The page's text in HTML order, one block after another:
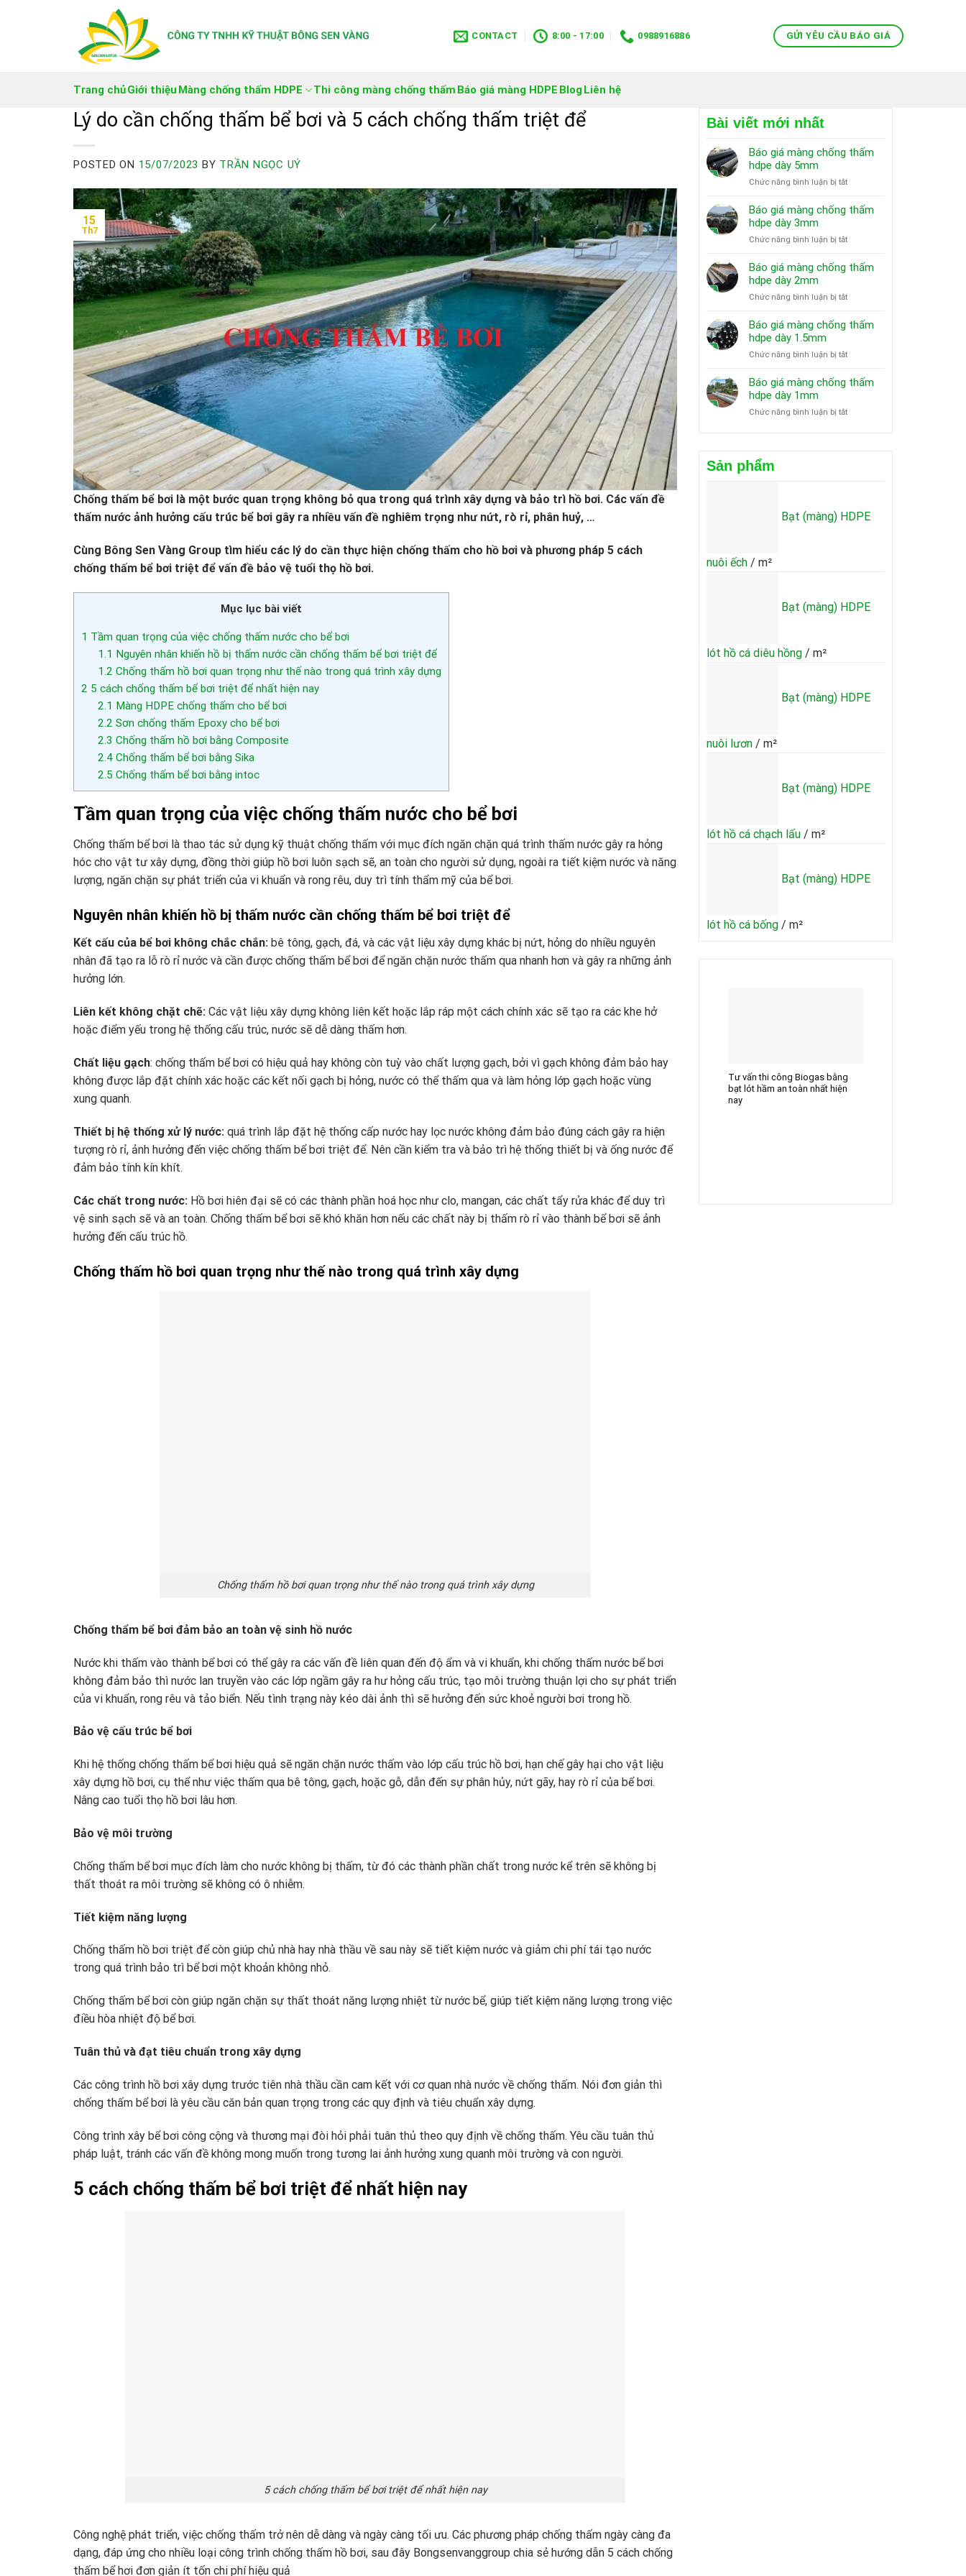
CONTACT 8:00 - 17:00 0988916886 GỬI YÊU CẦU BÁO GIÁ
Trang chủGiới thiệu Màng chống thấm HDPE Thi công màng chống thấm Báo giá màng HDPE BlogLiên hệ
Lý do cần chống thấm bể bơi và 5 cách chống thấm triệt để
POSTED ON 15/07/2023 BY TRẦN NGỌC UÝ
15
Th7
Chống thấm bể bơi là một bước quan trọng không bỏ qua trong quá trình xây dựng và bảo trì hồ bơi. Các vấn đề
thấm nước ảnh hưởng cấu trúc bể bơi gây ra nhiều vấn đề nghiêm trọng như nứt, rò rỉ, phân huỷ, …
Cùng Bông Sen Vàng Group tìm hiểu các lý do cần thực hiện chống thấm cho hồ bơi và phương pháp 5 cách
chống thấm bể bơi triệt để vấn đề bảo vệ tuổi thọ hồ bơi.
Mục lục bài viết
1 Tầm quan trọng của việc chống thấm nước cho bể bơi
1.1 Nguyên nhân khiến hồ bị thấm nước cần chống thấm bể bơi triệt để
1.2 Chống thấm hồ bơi quan trọng như thế nào trong quá trình xây dựng
2 5 cách chống thấm bể bơi triệt để nhất hiện nay
2.1 Màng HDPE chống thấm cho bể bơi
2.2 Sơn chống thấm Epoxy cho bể bơi
2.3 Chống thấm hồ bơi bằng Composite
2.4Chống thấm bể bơi bằng Sika
2.5 Chống thấm bể bơi bằng intoc
Tầm quan trọng của việc chống thấm nước cho bể bơi
Chống thấm bể bơi là thao tác sử dụng kỹ thuật chống thấm với mục đích ngăn chặn quá trình thấm nước gây ra hỏng
hóc cho vật tư xây dựng, đồng thời giúp hồ bơi luôn sạch sẽ, an toàn cho người sử dụng, ngoài ra tiết kiệm nước và năng
lượng, ngăn chặn sự phát triển của vi khuẩn và rong rêu, duy trì tính thẩm mỹ của bể bơi.
Nguyên nhân khiến hồ bị thấm nước cần chống thấm bể bơi triệt để
Kết cấu của bể bơi không chắc chắn: bê tông, gạch, đá, và các vật liệu xây dựng khác bị nứt, hỏng do nhiều nguyên
nhân đã tạo ra lỗ rò rỉ nước và cần được chống thấm bể bơi để ngăn chặn nước thấm qua nhanh hơn và gây ra những ảnh
hưởng lớn.
Liên kết không chặt chẽ: Các vật liệu xây dựng không liên kết hoặc lắp ráp một cách chính xác sẽ tạo ra các khe hở
hoặc điểm yếu trong hệ thống cấu trúc, nước sẽ dễ dàng thấm hơn.
Chất liệu gạch: chống thấm bể bơi có hiệu quả hay không còn tuỳ vào chất lượng gạch, bởi vì gạch không đảm bảo hay
không được lắp đặt chính xác hoặc các kết nối gạch bị hỏng, nước có thể thấm qua và làm hỏng lớp gạch hoặc vùng
xung quanh.
Thiết bị hệ thống xử lý nước: quá trình lắp đặt hệ thống cấp nước hay lọc nước không đảm bảo đúng cách gây ra hiện
tượng rò rỉ, ảnh hưởng đến việc chống thấm bể bơi triệt để. Nên cần kiểm tra và bảo trì hệ thống thiết bị và ống nước để
đảm bảo tính kín khít.
Các chất trong nước: Hồ bơi hiên đại sẽ có các thành phần hoá học như clo, mangan, các chất tẩy rửa khác để duy trì
vệ sinh sạch sẽ và an toàn. Chống thấm bể bơi sẽ khó khăn hơn nếu các chất này bị thấm rò rỉ vào thành bể bơi sẽ ảnh
hưởng đến cấu trúc hồ.
Chống thấm hồ bơi quan trọng như thế nào trong quá trình xây dựng
Chống thấm hồ bơi quan trọng như thế nào trong quá trình xây dựng
Chống thẩm bể bơi đảm bảo an toàn vệ sinh hồ nước
Nước khi thấm vào thành bể bơi có thể gây ra các vấn đề liên quan đến độ ẩm và vi khuẩn, khi chống thấm nước bể bơi
không đảm bảo thì nước lan truyền vào các lớp ngầm gây ra hư hỏng cấu trúc, tạo môi trường thuận lợi cho sự phát triển
của vi khuẩn, rong rêu và tảo biển. Nếu tình trạng này kéo dài ảnh thì sẽ hưởng đến sức khoẻ người bơi trong hồ.
Bảo vệ cấu trúc bể bơi
Khi hệ thống chống thấm bể bơi hiệu quả sẽ ngăn chặn nước thấm vào lớp cấu trúc hồ bơi, hạn chế gây hại cho vật liệu
xây dựng hồ bơi, cụ thể như việc thấm qua bê tông, gạch, hoặc gỗ, dẫn đến sự phân hủy, nứt gãy, hay rò rỉ của bể bơi.
Nâng cao tuổi thọ hồ bơi lâu hơn.
Bảo vệ môi trường
Chống thấm bể bơi mục đích làm cho nước không bị thấm, từ đó các thành phần chất trong nước kể trên sẽ không bị
thất thoát ra môi trường sẽ không có ô nhiễm.
Tiết kiệm năng lượng
Chống thấm hồ bơi triệt để còn giúp chủ nhà hay nhà thầu về sau này sẽ tiết kiệm nước và giảm chi phí tái tạo nước
trong quá trình bảo trì bể bơi một khoản không nhỏ.
Chống thấm bể bơi còn giúp ngăn chặn sự thất thoát năng lượng nhiệt từ nước bể, giúp tiết kiệm năng lượng trong việc
điều hòa nhiệt độ bể bơi.
Tuân thủ và đạt tiêu chuẩn trong xây dựng
Các công trình hồ bơi xây dựng trước tiên nhà thầu cần cam kết với cơ quan nhà nước về chống thấm. Nói đơn giản thì
chống thấm bể bơi là yêu cầu căn bản quan trọng trong các quy định và tiêu chuẩn xây dựng.
Công trình xây bể bơi công cộng và thương mại đòi hỏi phải tuân thủ theo quy định về chống thấm. Yêu cầu tuân thủ
pháp luật, tránh các vấn đề không mong muốn trong tương lai ảnh hưởng xung quanh môi trường và con người.
5 cách chống thấm bể bơi triệt để nhất hiện nay
5 cách chống thấm bể bơi triệt để nhất hiện nay
Công nghệ phát triển, việc chống thấm trở nên dễ dàng và ngày càng tối ưu. Các phương pháp chống thấm ngày càng đa
dạng, đáp ứng cho nhiều loại công trình chống thấm hồ bơi, sau đây Bongsenvanggroup chia sẻ hướng dẫn 5 cách chống
thấm bể hơi đơn giản ít tốn chi phí hiệu quả
Bài viết mới nhất
Báo giá màng chống thấm
hdpe dày 5mm
Chức năng bình luận bị tắtở
giá
thấm
dày
Báo giá màng chống thấm
hdpe dày 3mm
Chức năng bình luận bị tắtở
giá
thấm
dày
Báo giá màng chống thấm
hdpe dày 2mm
Chức năng bình luận bị tắtở
giá
thấm
dày
Báo giá màng chống thấm
hdpe dày 1.5mm
Chức năng bình luận bị tắtở
giá
thấm
Báo giá màng chống thấm
hdpe dày 1mm
Chức năng bình luận bị tắtở
Sản phẩm
Bạt (màng) HDPE
nuôi ếch / m²
Bạt (màng) HDPE
lót hồ cá diêu hồng / m²
Bạt (màng) HDPE
nuôi lươn / m²
Bạt (màng) HDPE
lót hồ cá chạch lấu / m²
Bạt (màng) HDPE
lót hồ cá bống / m²
Tư vấn thi công Biogas bằng
bạt lót hầm an toàn nhất hiện
nay